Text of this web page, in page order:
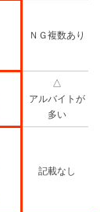
ＮＧ複数あり
△
アルバイトが
多い
記載なし